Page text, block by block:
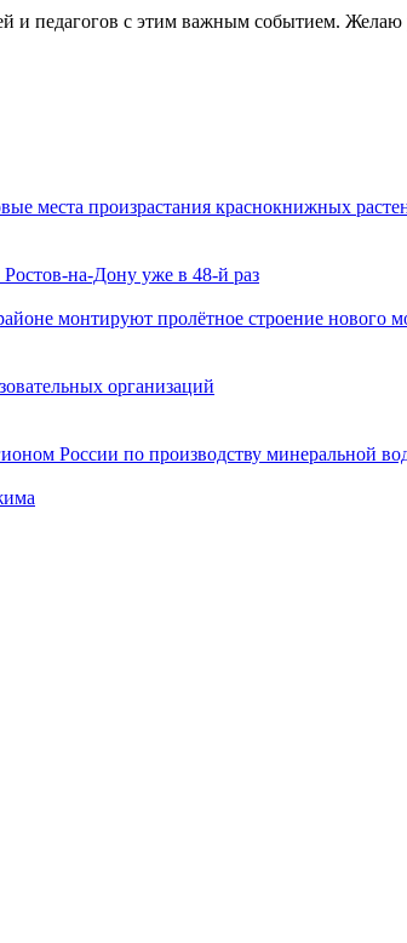
и педагогов с этим важным событием.
места произрастания краснокнижных
на-Дону уже в 48-й раз
монтируют пролётное строение нового
организаций
России по производству минеральной